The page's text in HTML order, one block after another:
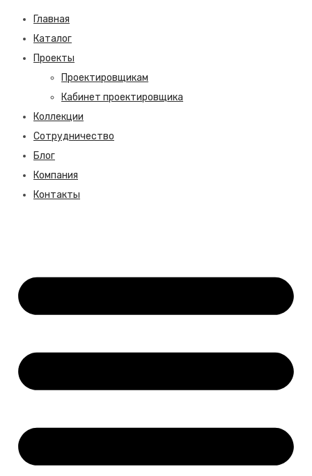
Главная
Каталог
Проекты
Проектировщикам
Кабинет проектировщика
Коллекции
Сотрудничество
Блог
Компания
Контакты